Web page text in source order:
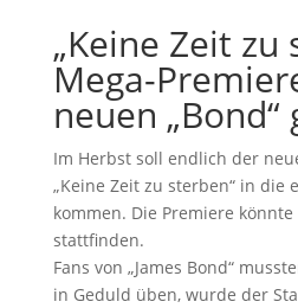
„Keine Zeit zu
Mega-
neuen
Im Herbst soll endlich der
„Keine Zeit zu sterben“ in die
kommen. Die Premiere
stattfinden.
Fans von „James Bond“
in Geduld üben, wurde der